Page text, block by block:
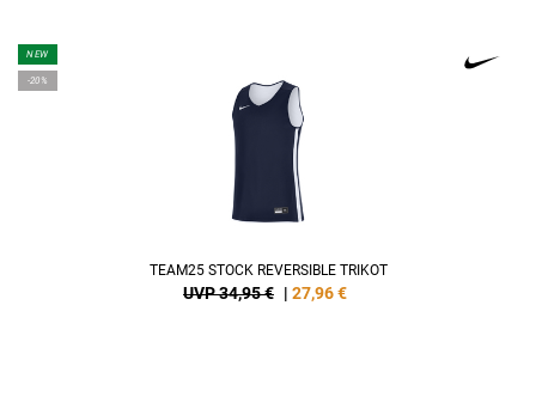
NEW
-20%
TEAM25 STOCK REVERSIBLE TRIKOT
UVP 34,95 € | 27,96€